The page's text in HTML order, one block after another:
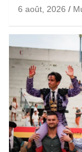
6 août, 2026